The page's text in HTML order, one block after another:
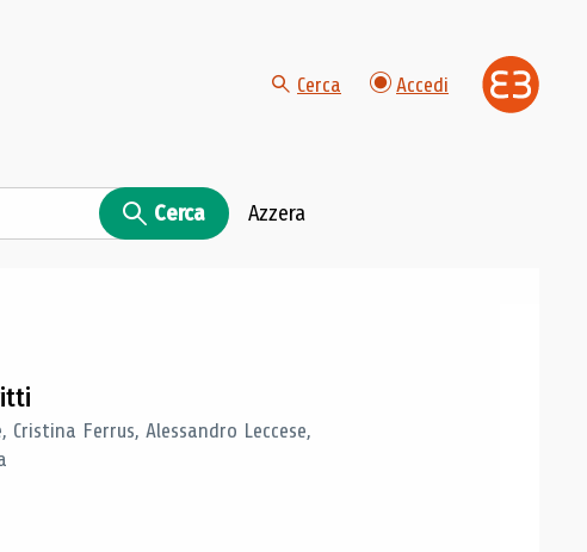
Cerca Accedi
Cerca Azzera
Cristina Ferrus, Alessandro Leccese,